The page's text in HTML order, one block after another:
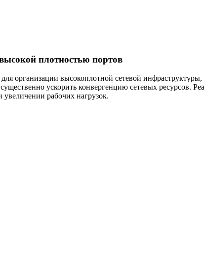
плотностью портов
организации высокоплотной сетевой
ускорить конвергенцию сетевых ресурсов.
рабочих нагрузок.